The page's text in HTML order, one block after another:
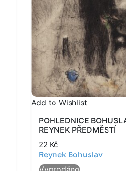
Add to Wishlist
POHLEDNICE
REYNEK PŘEDMĚSTÍ
22 Kč
Reynek Bohuslav
Vyprodáno